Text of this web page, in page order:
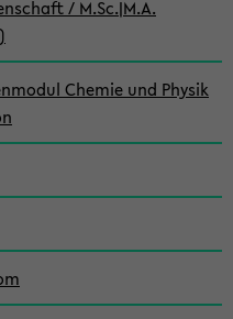
/ M.Sc.|M.A.
Chemie und Physik